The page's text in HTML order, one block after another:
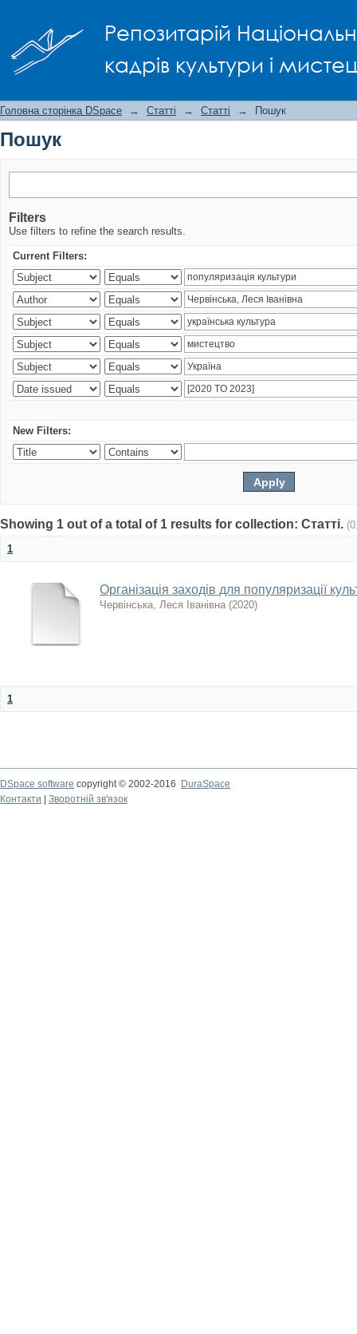
Репозитарій
кадрів культури і
Головна сторінка DSpace → Статті → Статті → Пошук
Пошук
Filters
Use filters to refine the search results.
Current Filters:
New Filters:
Showing 1 out of a total of 1 results for collection: Статті.
1
Організація заходів для популяризації
Червінська, Леся Іванівна (2020)
1
DSpace software copyright © 2002-2016
DuraSpace
Контакти
Зворотній зв'язок